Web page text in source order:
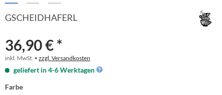
GSCHEIDHAFERL
36,90 € *
inkl. MwSt. • zzgl. Versandkosten
geliefert in 4-6 Werktagen
Farbe